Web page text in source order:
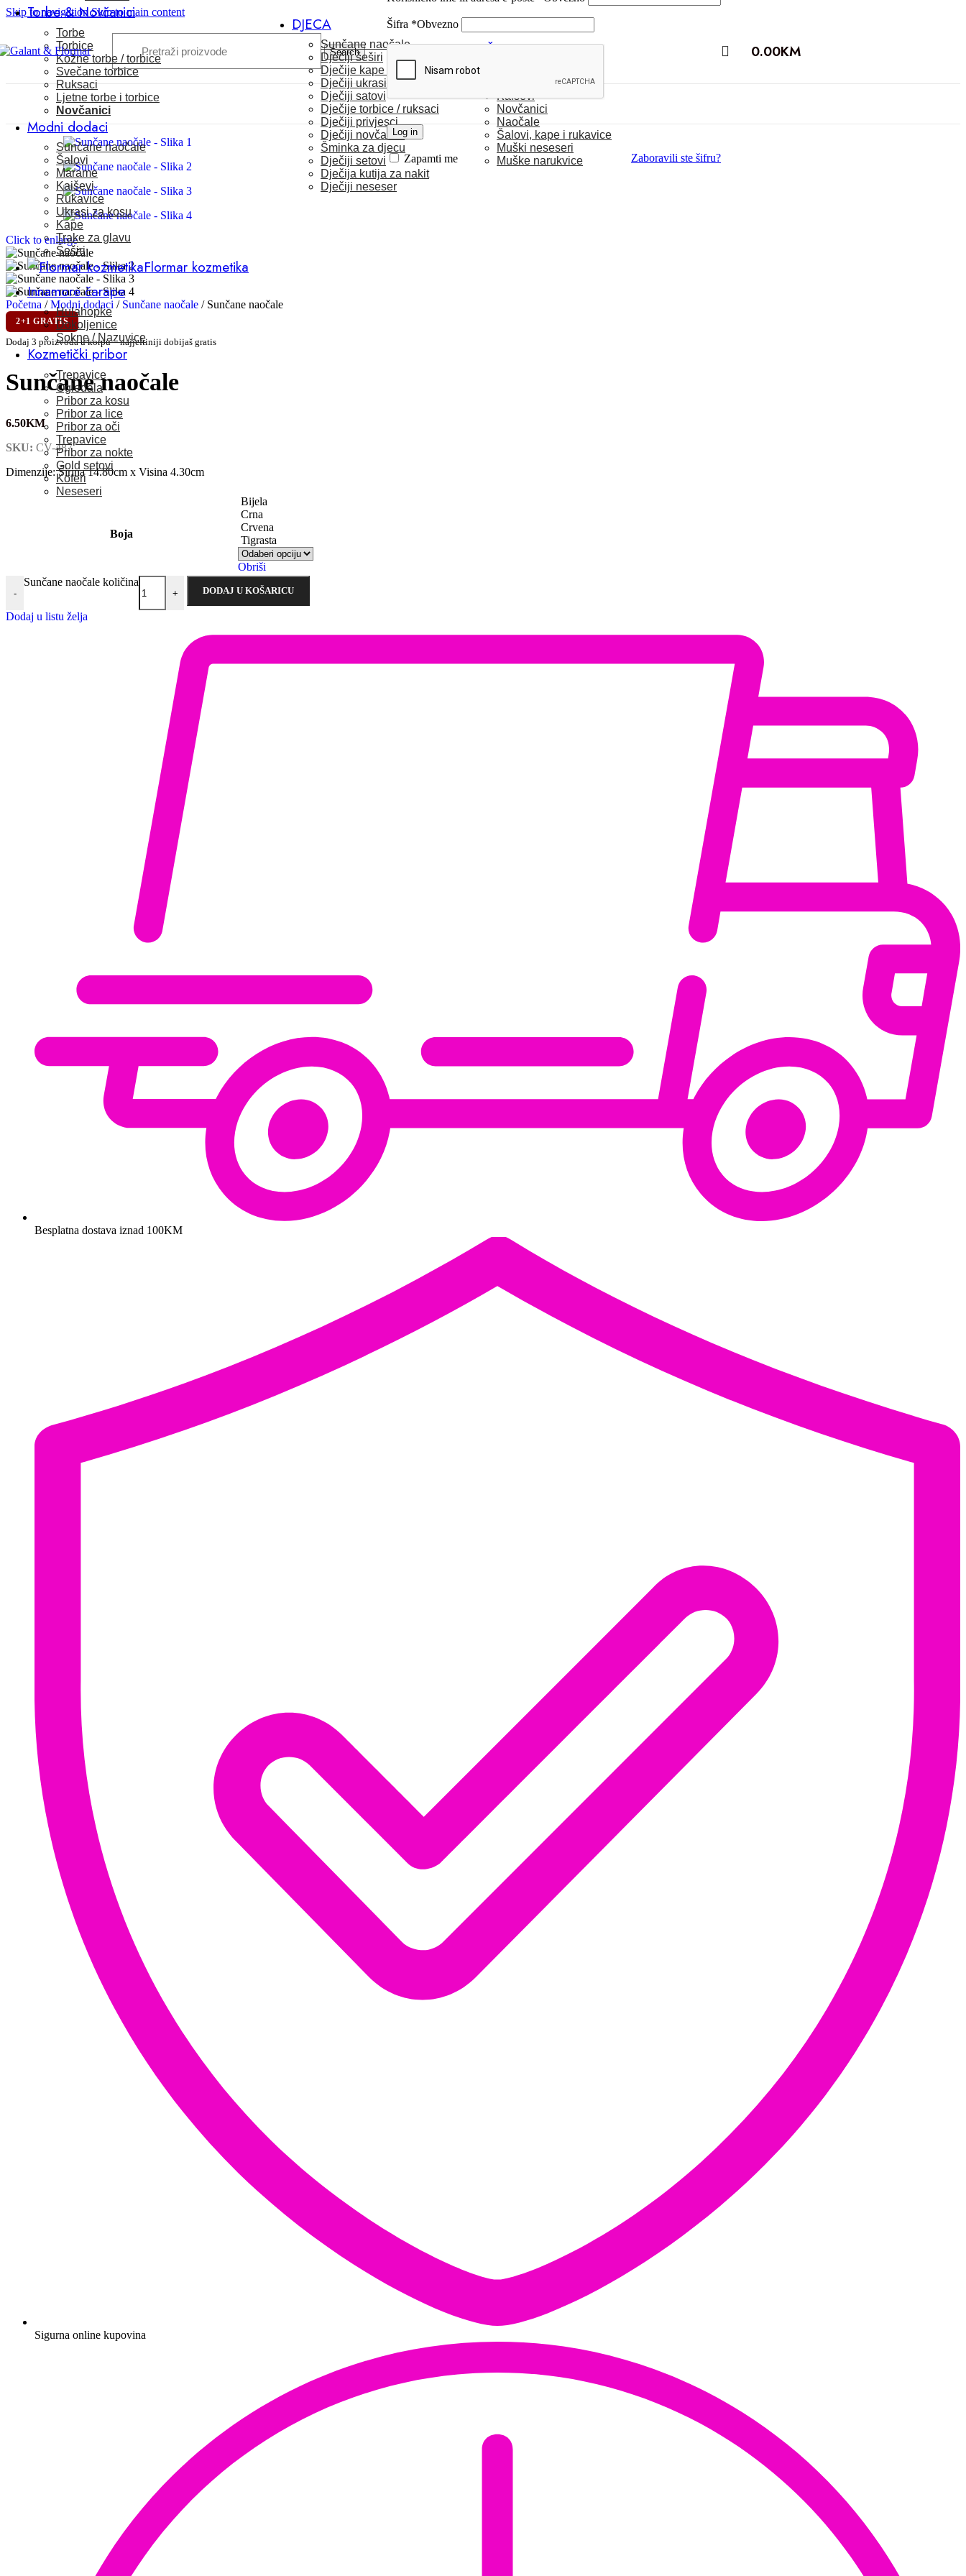
Skip to navigationSkip to main content
Search
Šifra *Obvezno
Log in
Zaboravili ste šifru?
Zapamti me
0.00KM
Torbe & Novčanici
Torbe
Torbice
Kožne torbe / torbice
Svečane torbice
Ruksaci
Ljetne torbe i torbice
Novčanici
Modni dodaci
Sunčane naočale
Šalovi
Marame
Kaiševi
Rukavice
Ukrasi za kosu
Kape
Trake za glavu
Šeširi
Flormar kozmetika
Innamore čarape
Hulahopke
Dokoljenice
Sokne / Nazuvice
Kozmetički pribor
Trepavice
Ogledala
Pribor za kosu
Pribor za lice
Pribor za oči
Trepavice
Pribor za nokte
Gold setovi
Koferi
Neseseri
DJECA
Sunčane naočale
Dječiji šeširi
Dječije kape / rukavice
Dječiji ukrasi za kosu
Dječiji satovi
Dječije torbice / ruksaci
Dječiji privjesci
Dječiji novčanici
Šminka za djecu
Dječiji setovi
Dječija kutija za nakit
Dječiji neseser
MUŠKARCI
Kaiševi
Novčanici
Naočale
Šalovi, kape i rukavice
Muški neseseri
Muške narukvice
Click to enlarge
Početna / Modni dodaci / Sunčane naočale / Sunčane naočale
2+1 GRATIS
Dodaj 3 proizvoda u korpu – najjeftiniji dobijaš gratis
Sunčane naočale
6.50KM
SKU: CV-487
Dimenzije: Širina 14.80cm x Visina 4.30cm
Boja
Bijela
Crna
Crvena
Tigrasta
Obriši
-
Sunčane naočale količina
+ DODAJ U KOŠARICU
Dodaj u listu želja
Besplatna dostava iznad 100KM
Sigurna online kupovina